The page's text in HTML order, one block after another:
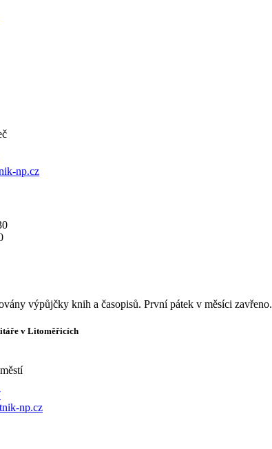
np.cz
výpůjčky knih a časopisů. První pátek v měsíci zavřeno.
v Litoměřicích
np.cz